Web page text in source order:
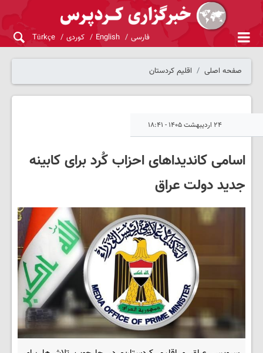
فارسی English کوردی Türkçe
صفحه اصلی اقلیم کردستان
۲۴ اردیبهشت ۱۴۰۵ - ۱۸:۴۱
اسامی کاندیداهای احزاب کُرد برای کابینه
جدید دولت عراق